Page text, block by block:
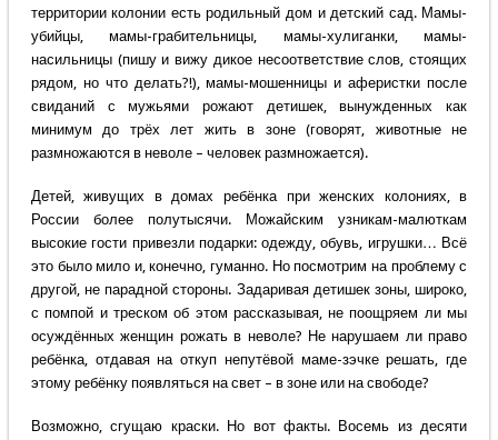
территории колонии есть родильный дом и детский сад. Мамы-
убийцы, мамы-грабительницы, мамы-хулиганки, мамы-
насильницы (пишу и вижу дикое несоответствие слов, стоящих
рядом, но что делать?!), мамы-мошенницы и аферистки после
свиданий с мужьями рожают детишек, вынужденных как
минимум до трёх лет жить в зоне (говорят, животные не
размножаются в неволе – человек размножается).
Детей, живущих в домах ребёнка при женских колониях, в
России более полутысячи. Можайским узникам-малюткам
высокие гости привезли подарки: одежду, обувь, игрушки… Всё
это было мило и, конечно, гуманно. Но посмотрим на проблему с
другой, не парадной стороны. Задаривая детишек зоны, широко,
с помпой и треском об этом рассказывая, не поощряем ли мы
осуждённых женщин рожать в неволе? Не нарушаем ли право
ребёнка, отдавая на откуп непутёвой маме-зэчке решать, где
этому ребёнку появляться на свет – в зоне или на свободе?
Возможно, сгущаю краски. Но вот факты. Восемь из десяти